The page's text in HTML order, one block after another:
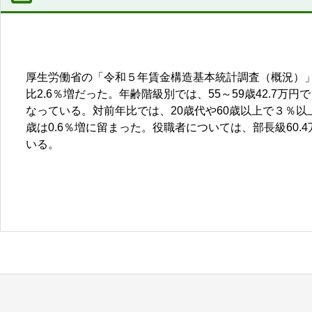
厚生労働省の「令和５年賃金構造基本統計調査（概況
比2.6％増だった。年齢階級別では、55～59歳42.7万円
なっている。対前年比では、20歳代や60歳以上で３％
歳は0.6％増に留まった。役職者については、部長級
いる。